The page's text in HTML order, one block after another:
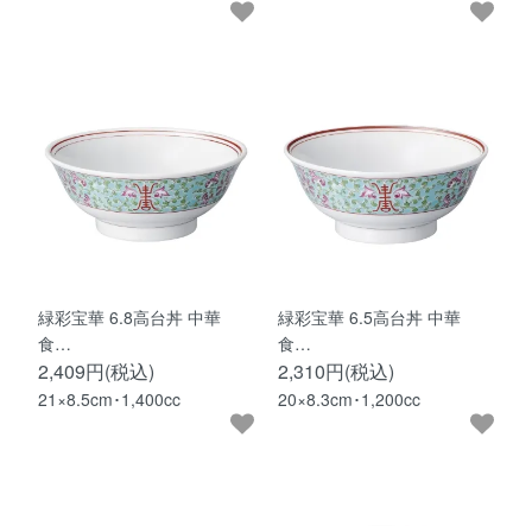
緑彩宝華 6.8高台丼 中華
食…
2,409円(税込)
21×8.5cm･1,400cc
緑彩宝華 6.5高台丼 中華
食…
2,310円(税込)
20×8.3cm･1,200cc